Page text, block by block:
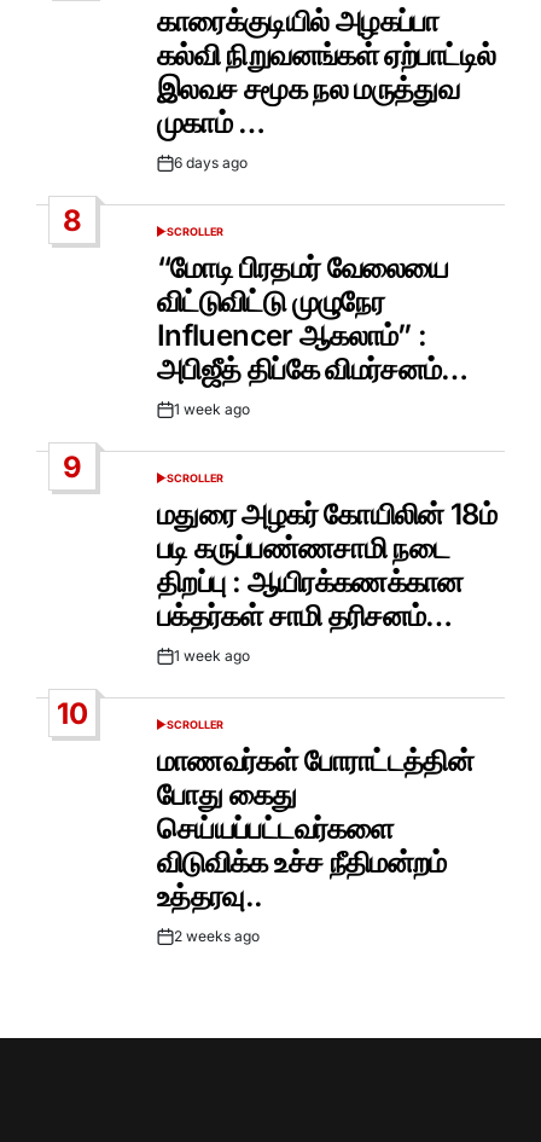
காரைக்குடியில் அழகப்பா
கல்வி நிறுவனங்கள் ஏற்பாட்டில்
இலவச சமூக நல மருத்துவ
முகாம் …
Post6 days ago
8
POSTED
IN
SCROLLER
“மோடி பிரதமர் வேலையை
விட்டுவிட்டு முழுநேர
Influencer ஆகலாம்” :
அபிஜீத் திப்கே விமர்சனம்…
Post1 week ago
9
POSTED
SCROLLER
மதுரை அழகர் கோயிலின் 18ம்
படி கருப்பண்ணசாமி நடை
திறப்பு : ஆயிரக்கணக்கான
பக்தர்கள் சாமி தரிசனம்…
Post1 week ago
10
POSTED
SCROLLER
மாணவர்கள் போராட்டத்தின்
போது கைது
செய்யப்பட்டவர்களை
விடுவிக்க உச்ச நீதிமன்றம்
உத்தரவு..
Post2 weeks ago